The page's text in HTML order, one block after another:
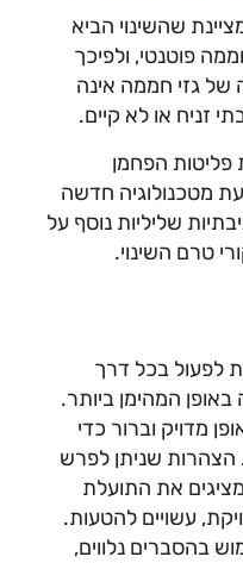
שהשינוי הביא
פוטנטי, ולפיכך
גזי חממה אינה
זניח או לא קיים.
הפחמן
מטכנולוגיה חדשה
שליליות נוסף על
טרם השינוי.
לפעול בכל דרך
המהימן ביותר.
מדויק וברור כדי
הצהרות שניתן לפרש
את התועלת
עשויים להטעות.
בהסברים נלווים,